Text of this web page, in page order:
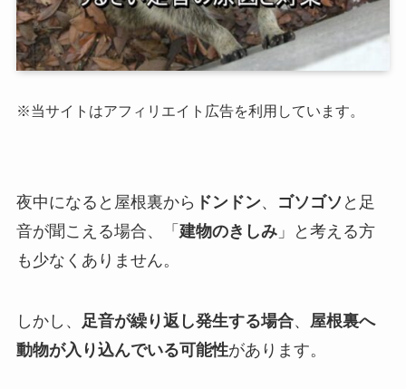
※当サイトはアフィリエイト広告を利用しています。
夜中になると屋根裏から ドンドン、 ゴソゴソ と足
音が聞こえる場合、「 建物のきしみ」と考える方
も少なくありません。
しかし、 足音が繰り返し発生する場合、 屋根裏へ
動物が入り込んでいる可能性があります。